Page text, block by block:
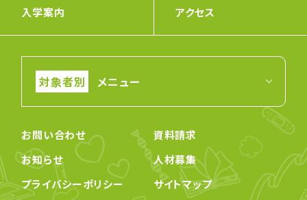
入学案内 アクセス
メニュー
お問い合わせ
資料請求
お知らせ
人材募集
プライバシーポリシー
サイトマップ